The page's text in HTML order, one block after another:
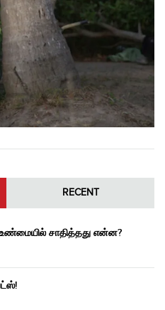
RECENT
உண்மையில் சாதித்தது என்ன?